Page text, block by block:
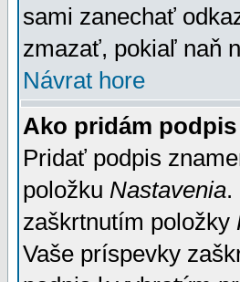
sami zanechať
zmazať, pokiaľ naň
Návrat hore
Ako pridám
Pridať podpis
položku Nastavenia.
zaškrtnutím položky
Vaše príspevky